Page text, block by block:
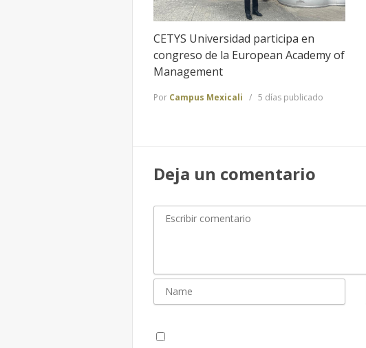
CETYS Universidad participa en
congreso de la European Academy of
Management
Por Campus Mexicali 5 días publicado
Deja un comentario